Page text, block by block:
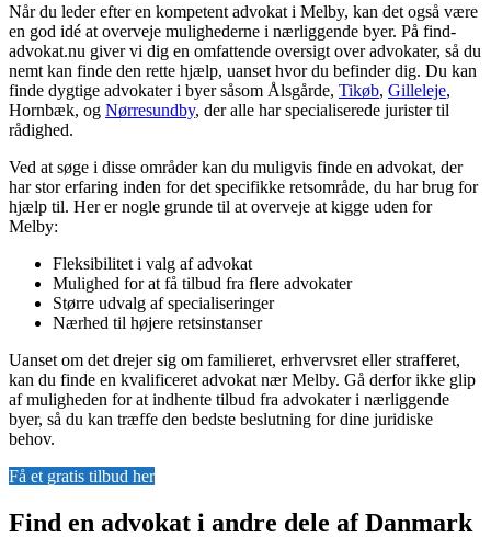
Når du leder efter en kompetent advokat i Melby, kan det også være
en god idé at overveje mulighederne i nærliggende byer. På find-
advokat.nu giver vi dig en omfattende oversigt over advokater, så du
nemt kan finde den rette hjælp, uanset hvor du befinder dig. Du kan
finde dygtige advokater i byer såsom Ålsgårde, Tikøb, Gilleleje,
Hornbæk, og Nørresundby, der alle har specialiserede jurister til
rådighed.
Ved at søge i disse områder kan du muligvis finde en advokat, der
har stor erfaring inden for det specifikke retsområde, du har brug for
hjælp til. Her er nogle grunde til at overveje at kigge uden for
Melby:
Fleksibilitet i valg af advokat
Mulighed for at få tilbud fra flere advokater
Større udvalg af specialiseringer
Nærhed til højere retsinstanser
Uanset om det drejer sig om familieret, erhvervsret eller strafferet,
kan du finde en kvalificeret advokat nær Melby. Gå derfor ikke glip
af muligheden for at indhente tilbud fra advokater i nærliggende
byer, så du kan træffe den bedste beslutning for dine juridiske
behov.
Få et gratis tilbud her
Find en advokat i andre dele af Danmark